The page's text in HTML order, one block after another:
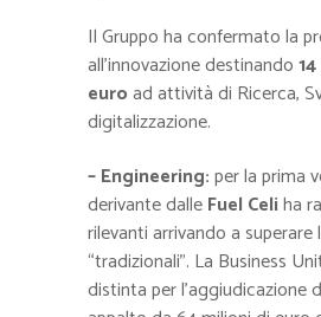
Il Gruppo ha confermato la
all’innovazione destinando
euroad attività di Ricerca,
digitalizzazione.
– Engineering:per la prima
derivante dalleFuel Celiha
rilevanti arrivando a
“tradizionali”. La Business
distinta per l’aggiudicazione